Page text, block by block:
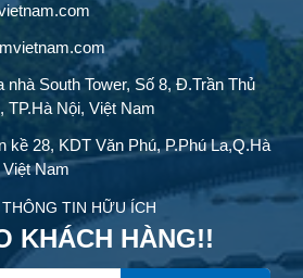
nhà South Tower, Số 8, Đ.Trần Thủ
TP.Hà Nội, Việt Nam
kề 28, KDT Văn Phú, P.Phú La,Q.Hà
Nam
THÔNG TIN HỮU ÍCH
KHÁCH HÀNG!!